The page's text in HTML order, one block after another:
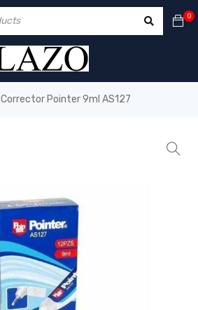
0
Corrector Pointer 9ml AS127